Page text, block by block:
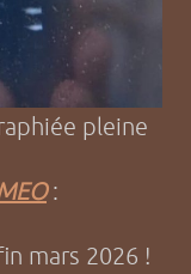
pleine
:
mars 2026 !